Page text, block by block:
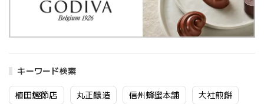
キーワード検索
植田鰹節店 丸正醸造 信州蜂蜜本舗 大社煎餅